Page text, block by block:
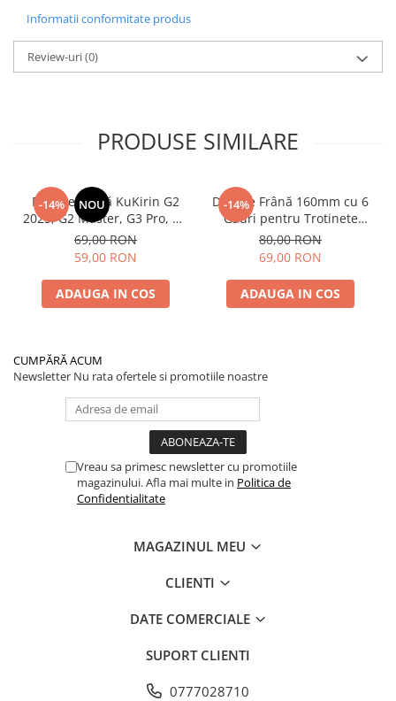
Informatii conformitate produs
Review-uri(0)
PRODUSE SIMILARE
-14% NOU
Plăcuțe Frână KuKirin G2
2025, G2 Master, G3 Pro, G4
– Set 2 Bucăți (Față sau
Spate) Premium
69,00 RON
59,00 RON
ADAUGA IN COS
-14%
Disc de Frână 160mm cu 6
Găuri pentru Trotinete
Electrice KuKirin G4 (Model
2025) și KuKirin G2 –
Performanță Premium
80,00 RON
69,00 RON
ADAUGA IN COS
CUMPĂRĂ ACUM
Newsletter Nu rata ofertele si promotiile noastre
Vreau sa primesc newsletter cu promotiile
magazinului. Afla mai multe in Politica de
Confidentialitate
MAGAZINUL MEU
CLIENTI
DATE COMERCIALE
SUPORT CLIENTI
0777028710